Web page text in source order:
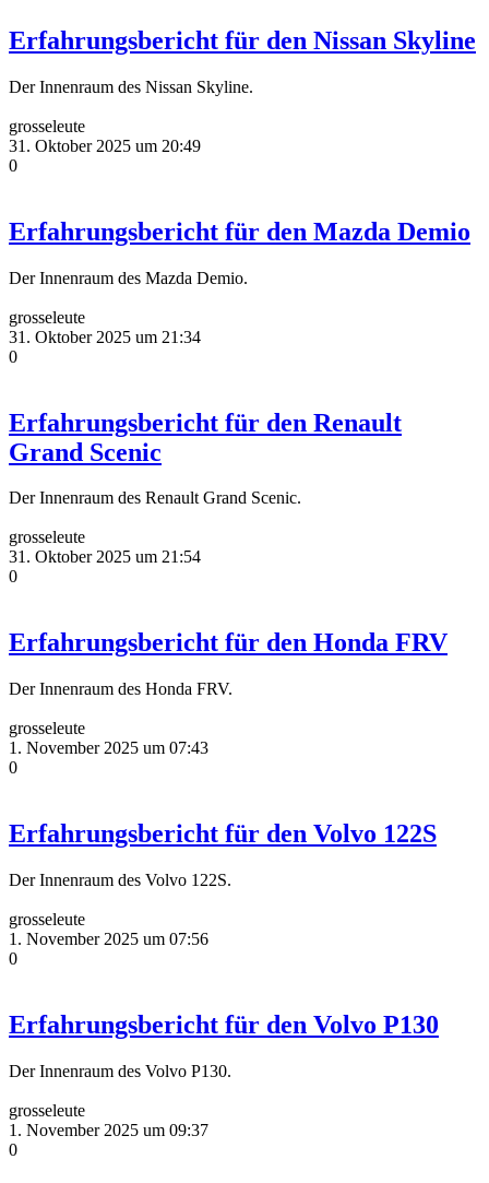
Erfahrungsbericht für den Nissan Skyline
Der Innenraum des Nissan Skyline.
grosseleute
31. Oktober 2025 um 20:49
0
Erfahrungsbericht für den Mazda Demio
Der Innenraum des Mazda Demio.
grosseleute
31. Oktober 2025 um 21:34
0
Erfahrungsbericht für den Renault
Grand Scenic
Der Innenraum des Renault Grand Scenic.
grosseleute
31. Oktober 2025 um 21:54
0
Erfahrungsbericht für den Honda FRV
Der Innenraum des Honda FRV.
grosseleute
1. November 2025 um 07:43
0
Erfahrungsbericht für den Volvo 122S
Der Innenraum des Volvo 122S.
grosseleute
1. November 2025 um 07:56
0
Erfahrungsbericht für den Volvo P130
Der Innenraum des Volvo P130.
grosseleute
1. November 2025 um 09:37
0